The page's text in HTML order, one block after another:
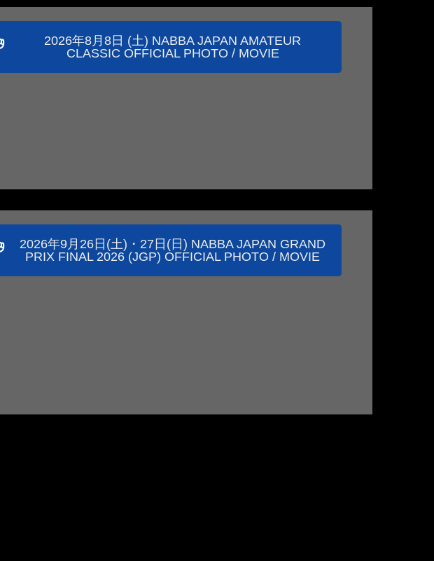
2026年8月8日 (土) NABBA JAPAN AMATEUR
CLASSIC OFFICIAL PHOTO / MOVIE
2026年9月26日(土)・27日(日) NABBA JAPAN GRAND
PRIX FINAL 2026 (JGP) OFFICIAL PHOTO / MOVIE